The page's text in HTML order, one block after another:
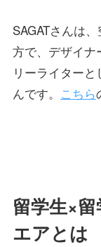
SAGATさんは
方で、デザイナ
リーライター
んです。 こちら
留学生×
エアとは